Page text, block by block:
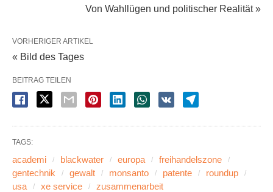
Von Wahllügen und politischer Realität »
VORHERIGER ARTIKEL
« Bild des Tages
BEITRAG TEILEN
TAGS:
academi blackwater europa
freihandelszone
gentechnik
gewalt monsanto patente
roundup
usa
xe service zusammenarbeit